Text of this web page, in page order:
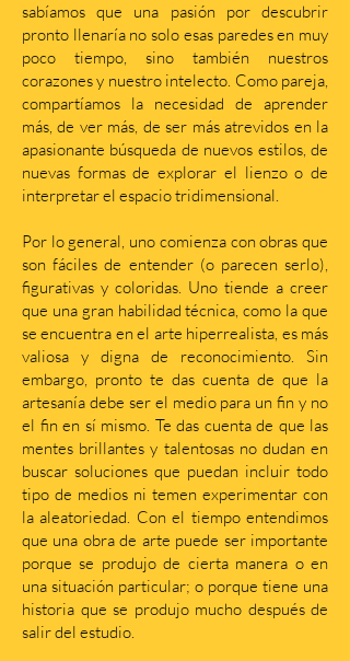
sabíamos que una pasión por descubrir
pronto llenaría no solo esas paredes en muy
poco tiempo, sino también nuestros
corazones y nuestro intelecto. Como pareja,
compartíamos la necesidad de aprender
más, de ver más, de ser más atrevidos en la
apasionante búsqueda de nuevos estilos, de
nuevas formas de explorar el lienzo o de
interpretar el espacio tridimensional.
Por lo general, uno comienza con obras que
son fáciles de entender (o parecen serlo),
figurativas y coloridas. Uno tiende a creer
que una gran habilidad técnica, como la que
se encuentra en el arte hiperrealista, es más
valiosa y digna de reconocimiento. Sin
embargo, pronto te das cuenta de que la
artesanía debe ser el medio para un fin y no
el fin en sí mismo. Te das cuenta de que las
mentes brillantes y talentosas no dudan en
buscar soluciones que puedan incluir todo
tipo de medios ni temen experimentar con
la aleatoriedad. Con el tiempo entendimos
que una obra de arte puede ser importante
porque se produjo de cierta manera o en
una situación particular; o porque tiene una
historia que se produjo mucho después de
salir del estudio.